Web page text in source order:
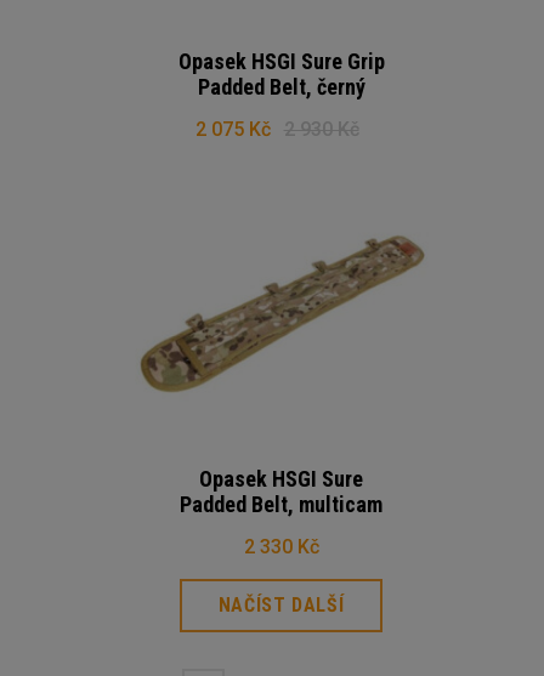
Opasek HSGI Sure Grip
Padded Belt, černý
2 075 Kč 2 930 Kč
Opasek HSGI Sure
Padded Belt, multicam
2 330 Kč
NAČÍST DALŠÍ